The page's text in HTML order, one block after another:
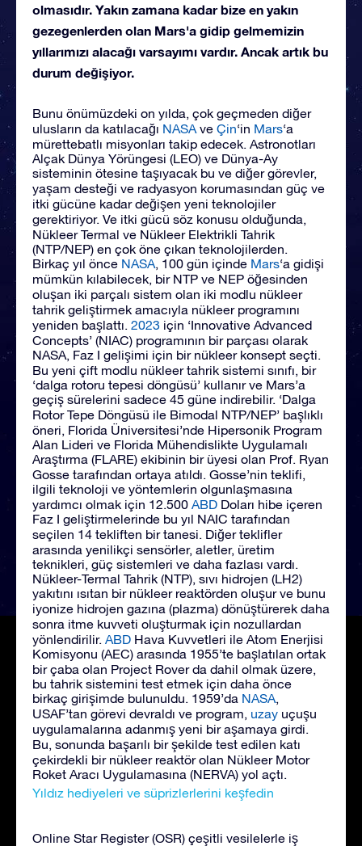
olmasıdır. Yakın zamana kadar bize en yakın
gezegenlerden olan Mars'a gidip gelmemizin
yıllarımızı alacağı varsayımı vardır. Ancak artık bu
durum değişiyor.
Bunu önümüzdeki on yılda, çok geçmeden diğer
ulusların da katılacağı NASA ve Çin‘in Mars‘a
mürettebatlı misyonları takip edecek. Astronotları
Alçak Dünya Yörüngesi (LEO) ve Dünya-Ay
sisteminin ötesine taşıyacak bu ve diğer görevler,
yaşam desteği ve radyasyon korumasından güç ve
itki gücüne kadar değişen yeni teknolojiler
gerektiriyor. Ve itki gücü söz konusu olduğunda,
Nükleer Termal ve Nükleer Elektrikli Tahrik
(NTP/NEP) en çok öne çıkan teknolojilerden.
Birkaç yıl önce NASA, 100 gün içinde Mars‘a gidişi
mümkün kılabilecek, bir NTP ve NEP öğesinden
oluşan iki parçalı sistem olan iki modlu nükleer
tahrik geliştirmek amacıyla nükleer programını
yeniden başlattı. 2023 için ‘Innovative Advanced
Concepts’ (NIAC) programının bir parçası olarak
NASA, Faz I gelişimi için bir nükleer konsept seçti.
Bu yeni çift modlu nükleer tahrik sistemi sınıfı, bir
‘dalga rotoru tepesi döngüsü’ kullanır ve Mars’a
geçiş sürelerini sadece 45 güne indirebilir. ‘Dalga
Rotor Tepe Döngüsü ile Bimodal NTP/NEP’ başlıklı
öneri, Florida Üniversitesi’nde Hipersonik Program
Alan Lideri ve Florida Mühendislikte Uygulamalı
Araştırma (FLARE) ekibinin bir üyesi olan Prof. Ryan
Gosse tarafından ortaya atıldı. Gosse’nin teklifi,
ilgili teknoloji ve yöntemlerin olgunlaşmasına
yardımcı olmak için 12.500 ABD Doları hibe içeren
Faz I geliştirmelerinde bu yıl NAIC tarafından
seçilen 14 tekliften bir tanesi. Diğer teklifler
arasında yenilikçi sensörler, aletler, üretim
teknikleri, güç sistemleri ve daha fazlası vardı.
Nükleer-Termal Tahrik (NTP), sıvı hidrojen (LH2)
yakıtını ısıtan bir nükleer reaktörden oluşur ve bunu
iyonize hidrojen gazına (plazma) dönüştürerek daha
sonra itme kuvveti oluşturmak için nozullardan
yönlendirilir. ABD Hava Kuvvetleri ile Atom Enerjisi
Komisyonu (AEC) arasında 1955’te başlatılan ortak
bir çaba olan Project Rover da dahil olmak üzere,
bu tahrik sistemini test etmek için daha önce
birkaç girişimde bulunuldu. 1959’da NASA,
USAF’tan görevi devraldı ve program, uzay uçuşu
uygulamalarına adanmış yeni bir aşamaya girdi.
Bu, sonunda başarılı bir şekilde test edilen katı
çekirdekli bir nükleer reaktör olan Nükleer Motor
Roket Aracı Uygulamasına (NERVA) yol açtı.
Yıldız hediyeleri ve süprizlerlerini keşfedin
Online Star Register (OSR) çeşitli vesilelerle iş